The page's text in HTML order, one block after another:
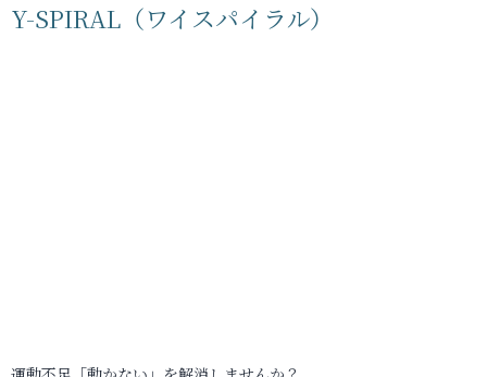
Y-SPIRAL（ワイスパイラル）